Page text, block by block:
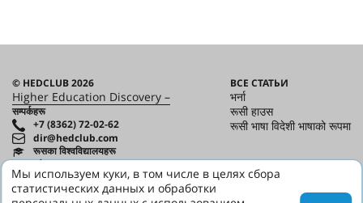
© HEDCLUB 2026
Higher Education Discovery –
सम्पर्कहरू
+7 (8362) 72-02-62
dir@hedclub.com
ВСЕ СТАТЬИ
भर्ना
रूसी हाउस
रूसी भाषा विदेशी भाषाको रूपमा
रूसका विश्वविद्यालयहरू
रूसका क्षेत्रहरू
पत्रिकाका सबै अंकहरू
साझेदारहरू
Мы используем куки, в том числе в целях сбора
статистических данных и обработки